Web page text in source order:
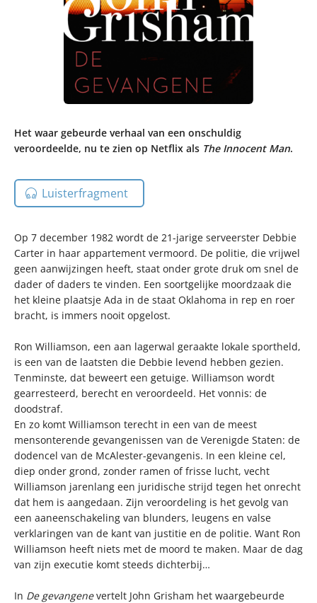
Het waar gebeurde verhaal van een onschuldig
veroordeelde, nu te zien op Netflix als The Innocent Man.
Luisterfragment
Op 7 december 1982 wordt de 21-jarige serveerster Debbie
Carter in haar appartement vermoord. De politie, die vrijwel
geen aanwijzingen heeft, staat onder grote druk om snel de
dader of daders te vinden. Een soortgelijke moordzaak die
het kleine plaatsje Ada in de staat Oklahoma in rep en roer
bracht, is immers nooit opgelost.
Ron Williamson, een aan lagerwal geraakte lokale sportheld,
is een van de laatsten die Debbie levend hebben gezien.
Tenminste, dat beweert een getuige. Williamson wordt
gearresteerd, berecht en veroordeeld. Het vonnis: de
doodstraf.
En zo komt Williamson terecht in een van de meest
mensonterende gevangenissen van de Verenigde Staten: de
dodencel van de McAlester-gevangenis. In een kleine cel,
diep onder grond, zonder ramen of frisse lucht, vecht
Williamson jarenlang een juridische strijd tegen het onrecht
dat hem is aangedaan. Zijn veroordeling is het gevolg van
een aaneenschakeling van blunders, leugens en valse
verklaringen van de kant van justitie en de politie. Want Ron
Williamson heeft niets met de moord te maken. Maar de dag
van zijn executie komt steeds dichterbij…
In De gevangenevertelt John Grisham het waargebeurde